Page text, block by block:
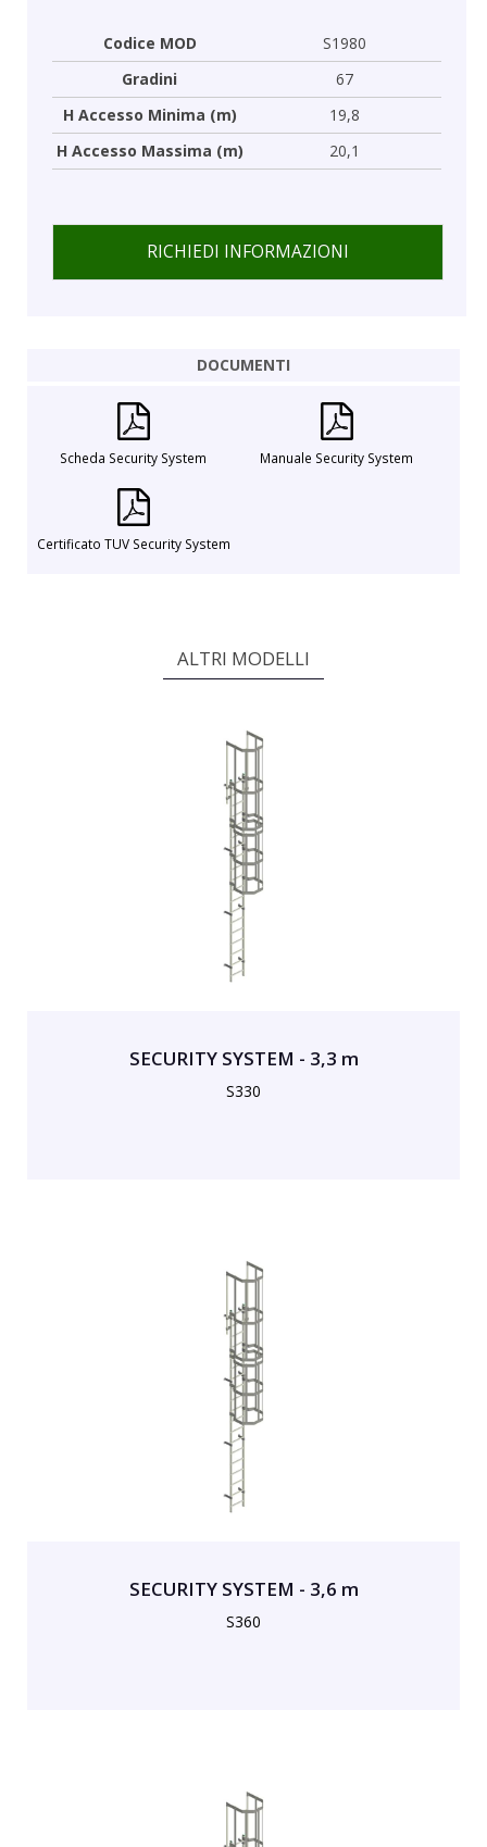
Codice MOD
S1980
Gradini
67
H Accesso Minima (m)
19,8
H Accesso Massima (m)
20,1
RICHIEDI INFORMAZIONI
DOCUMENTI
Scheda Security System Manuale Security System
Certificato TUV Security System
ALTRI MODELLI
SECURITY SYSTEM - 3,3 m
S330
SECURITY SYSTEM - 3,6 m
S360